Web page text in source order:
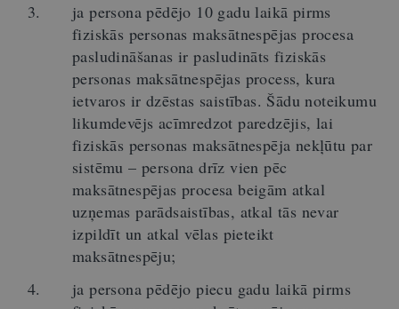
ja persona pēdējo 10 gadu laikā pirms
fiziskās personas maksātnespējas procesa
pasludināšanas ir pasludināts fiziskās
personas maksātnespējas process, kura
ietvaros ir dzēstas saistības. Šādu noteikumu
likumdevējs acīmredzot paredzējis, lai
fiziskās personas maksātnespēja nekļūtu par
sistēmu – persona drīz vien pēc
maksātnespējas procesa beigām atkal
uzņemas parādsaistības, atkal tās nevar
izpildīt un atkal vēlas pieteikt
maksātnespēju;
ja persona pēdējo piecu gadu laikā pirms